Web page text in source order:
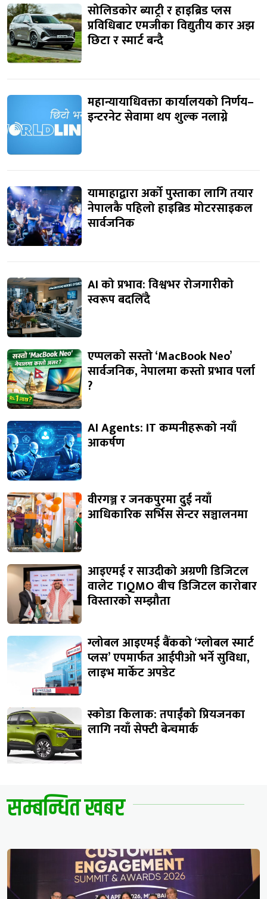
सोलिडकोर ब्याट्री र हाइब्रिड प्लस
प्रविधिबाट एमजीका विद्युतीय कार अझ
छिटा र स्मार्ट बन्दै
महान्यायाधिवक्ता कार्यालयको निर्णय–
इन्टरनेट सेवामा थप शुल्क नलाग्ने
यामाहाद्वारा अर्को पुस्ताका लागि तयार
नेपालकै पहिलो हाइब्रिड मोटरसाइकल
सार्वजनिक
AI को प्रभाव: विश्वभर रोजगारीको
स्वरूप बदलिँदै
एप्पलको सस्तो ‘MacBook Neo’
सार्वजनिक, नेपालमा कस्तो प्रभाव पर्ला
?
AI Agents: IT कम्पनीहरूको नयाँ
आकर्षण
वीरगञ्ज र जनकपुरमा दुई नयाँ
आधिकारिक सर्भिस सेन्टर सञ्चालनमा
आइएमई र साउदीको अग्रणी डिजिटल
वालेट TIQMO बीच डिजिटल कारोबार
विस्तारको सम्झौता
ग्लोबल आइएमई बैंकको ‘ग्लोबल स्मार्ट
प्लस’ एपमार्फत आईपीओ भर्ने सुविधा,
लाइभ मार्केट अपडेट
स्कोडा किलाक: तपाईंको प्रियजनका
लागि नयाँ सेफ्टी बेन्चमार्क
सम्बन्धित खबर